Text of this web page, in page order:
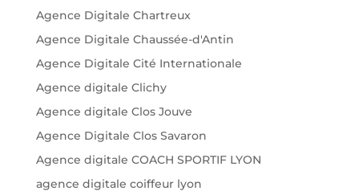
Agence Digitale Chartreux
Agence Digitale Chaussée-d'Antin
Agence Digitale Cité Internationale
Agence digitale Clichy
Agence digitale Clos Jouve
Agence Digitale Clos Savaron
Agence digitale COACH SPORTIF LYON
agence digitale coiffeur lyon